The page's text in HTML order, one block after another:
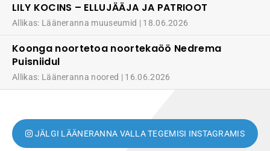
LILY KOCINS – ELLUJÄÄJA JA PATRIOOT
Allikas: Lääneranna muuseumid 18.06.2026
Koonga noortetoa noortekaöö Nedrema
Puisniidul
Allikas: Lääneranna noored 16.06.2026
JÄLGI LÄÄNERANNA VALLA TEGEMISI INSTAGRAMIS